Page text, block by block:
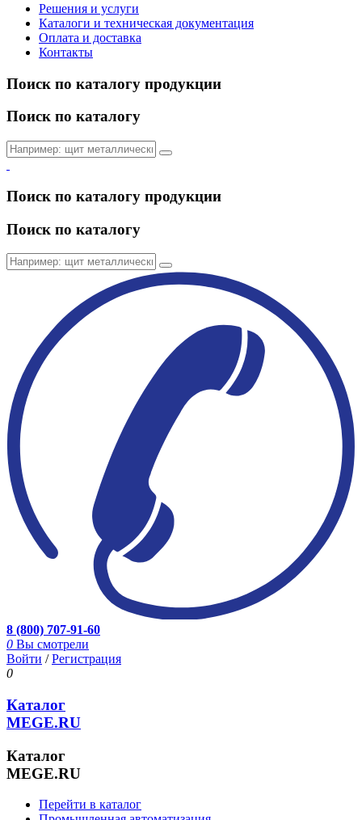
Решения и услуги
Каталоги и техническая документация
Оплата и доставка
Контакты
Поиск по каталогу продукции
Поиск по каталогу
Поиск по каталогу продукции
Поиск по каталогу
8 (800) 707-91-60
0 Вы смотрели
Войти /Регистрация
0
Каталог
MEGE.RU
Каталог
MEGE.RU
Перейти в каталог